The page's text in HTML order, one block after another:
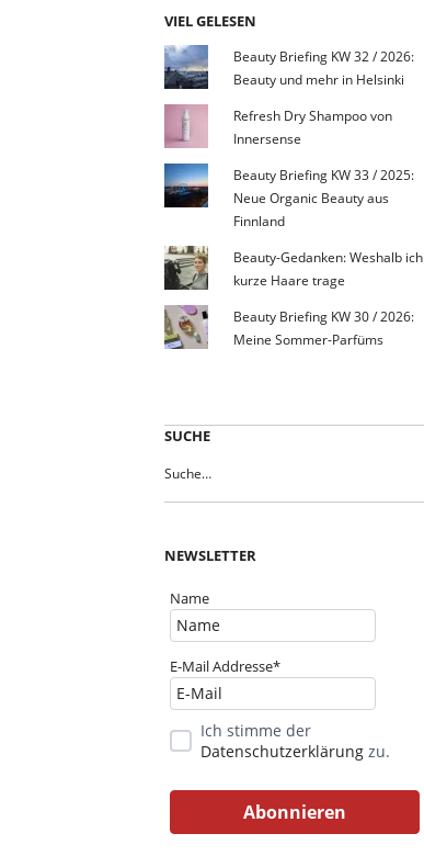
VIEL GELESEN
Beauty Briefing KW 32 / 2026:
Beauty und mehr in Helsinki
Refresh Dry Shampoo von
Innersense
Beauty Briefing KW 33 / 2025:
Neue Organic Beauty aus
Finnland
Beauty-Gedanken: Weshalb ich
kurze Haare trage
Beauty Briefing KW 30 / 2026:
Meine Sommer-Parfüms
SUCHE
NEWSLETTER
Name
E-Mail Addresse*
Ich stimme der
Datenschutzerklärung zu.